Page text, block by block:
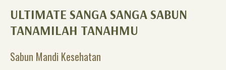
ULTIMATE SANGA SANGA SABUN
TANAMILAH TANAHMU
Sabun Mandi Kesehatan